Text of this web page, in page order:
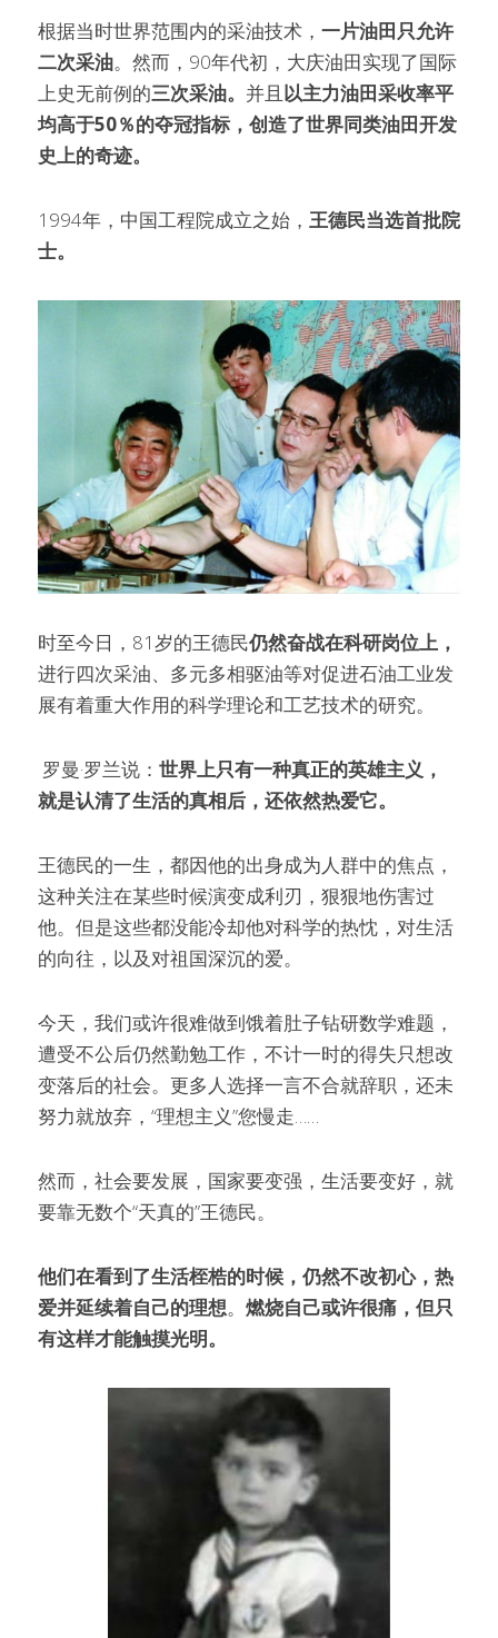
根据当时世界范围内的采油技术， 一片油田只允许
二次采油。然而，90年代初，大庆油田实现了国际
上史无前例的三次采油。 并且 以主力油田采收率平
均高于50％的夺冠指标，创造了世界同类油田开发
史上的奇迹。
1994年，中国工程院成立之始， 王德民当选首批院
士。
时至今日，81岁的王德民仍然奋战在科研岗位上，
进行四次采油、多元多相驱油等对促进石油工业发
展有着重大作用的科学理论和工艺技术的研究。
罗曼·罗兰说： 世界上只有一种真正的英雄主义，
就是认清了生活的真相后，还依然热爱它。
王德民的一生，都因他的出身成为人群中的焦点，
这种关注在某些时候演变成利刃，狠狠地伤害过
他。但是这些都没能冷却他对科学的热忱，对生活
的向往，以及对祖国深沉的爱。
今天，我们或许很难做到饿着肚子钻研数学难题，
遭受不公后仍然勤勉工作，不计一时的得失只想改
变落后的社会。更多人选择一言不合就辞职，还未
努力就放弃，“理想主义”您慢走……
然而，社会要发展，国家要变强，生活要变好，就
要靠无数个“天真的”王德民。
他们在看到了生活桎梏的时候，仍然不改初心，热
爱并延续着自己的理想。 燃烧自己或许很痛，但只
有这样才能触摸光明。